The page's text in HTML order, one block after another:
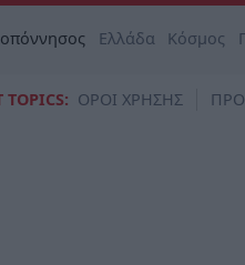
Ελλάδα Κόσμος
TOPICS: ΟΡΟΙ ΧΡΗΣΗΣ